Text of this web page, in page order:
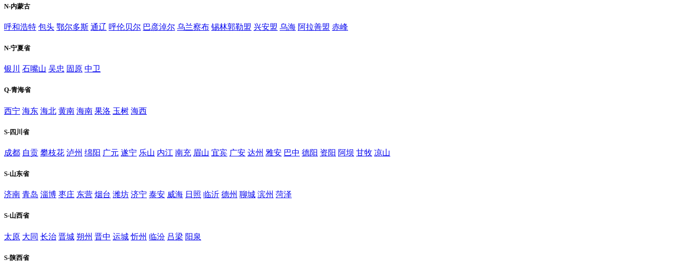
N-内蒙古
呼和浩特 包头 鄂尔多斯 通辽 呼伦贝尔 巴彦淖尔 乌兰察布 锡林郭勒盟 兴安盟 乌海 阿拉善盟 赤峰
N-宁夏省
银川 石嘴山 吴忠 固原 中卫
Q-青海省
西宁 海东 海北 黄南 海南 果洛 玉树 海西
S-四川省
成都 自贡 攀枝花 泸州 绵阳 广元 遂宁 乐山 内江 南充 眉山 宜宾 广安 达州 雅安 巴中 德阳 资阳 阿坝 甘牧 凉山
S-山东省
济南 青岛 淄博 枣庄 东营 烟台 潍坊 济宁 泰安 威海 日照 临沂 德州 聊城 滨州 菏泽
S-山西省
太原 大同 长治 晋城 朔州 晋中 运城 忻州 临汾 吕梁 阳泉
S-陕西省